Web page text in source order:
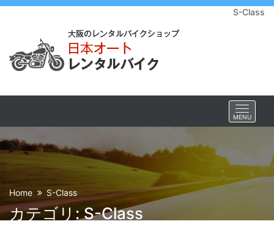
S-Class
Toggle
MENU
Home S-Class
カテゴリ: S-Class